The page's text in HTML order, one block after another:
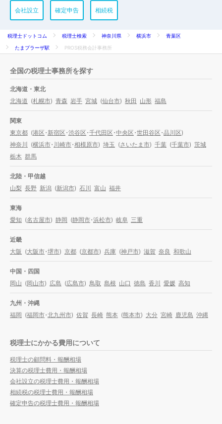
会社設立 確定申告 相続税
税理士ドットコム 税理士検索 神奈川県 横浜市
青葉区
たまプラーザ駅
PROS税務会計事務所
全国の税理士事務所を探す
北海道・東北
北海道 (札幌市) 青森 岩手 宮城 (仙台市) 秋田 山形 福島
関東
東京都 (港区・新宿区・渋谷区・千代田区・中央区・世田谷区・品川区)
神奈川 (横浜市・川崎市・相模原市) 埼玉 (さいたま市) 千葉 (千葉市) 茨城
栃木 群馬
北陸・甲信越
山梨 長野 新潟 (新潟市) 石川 富山 福井
東海
愛知 (名古屋市) 静岡 (静岡市・浜松市) 岐阜 三重
近畿
大阪 (大阪市・堺市) 京都 (京都市) 兵庫 (神戸市) 滋賀 奈良 和歌山
中国・四国
岡山 (岡山市) 広島 (広島市) 鳥取 島根 山口 徳島 香川 愛媛 高知
九州・沖縄
福岡 (福岡市・北九州市) 佐賀 長崎 熊本 (熊本市) 大分 宮崎 鹿児島 沖縄
税理士にかかる費用について
税理士の顧問料・報酬相場
決算の税理士費用・報酬相場
会社設立の税理士費用・報酬相場
相続税の税理士費用・報酬相場
確定申告の税理士費用・報酬相場